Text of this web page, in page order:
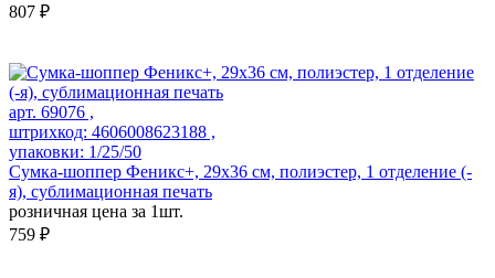
807 ₽
арт. 69076 ,
штрихкод: 4606008623188 ,
упаковки: 1/25/50
Сумка-шоппер Феникс+, 29х36 см, полиэстер, 1 отделение (-
я), сублимационная печать
розничная цена за 1шт.
759 ₽